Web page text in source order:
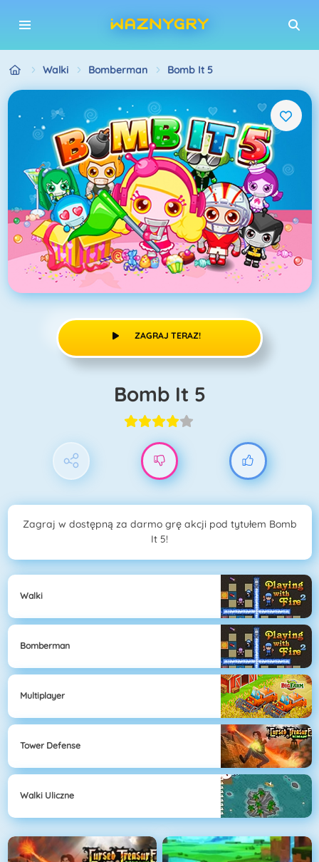
Walki Bomberman Bomb It 5
ZAGRAJ TERAZ!
Bomb It 5
Zagraj w dostępną za darmo grę akcji pod tytułem Bomb
It 5!
Walki
Bomberman
Multiplayer
Tower Defense
Walki Uliczne